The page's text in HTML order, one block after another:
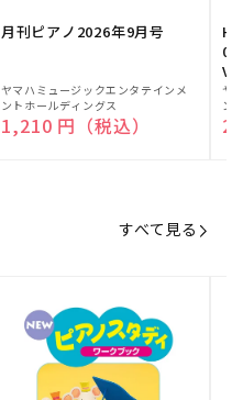
月刊ピアノ2026年9月号
販
売
元:
ヤマハミュージックエンタテインメ
ントホールディングス
通常価格
1,210 円（税込）
販
売
元:
ヤ
ン
すべて見る